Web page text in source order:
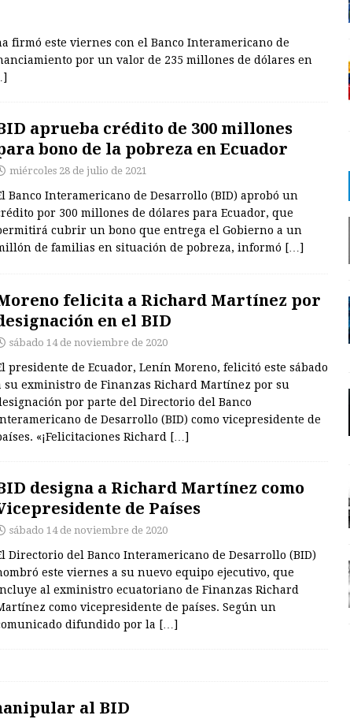
firmó este viernes con el Banco Interamericano de
por un valor de 235 millones de dólares en
aprueba crédito de 300 millones
bono de la pobreza en Ecuador
miércoles 28 de julio de 2021
Banco Interamericano de Desarrollo (BID) aprobó un
por 300 millones de dólares para Ecuador, que
cubrir un bono que entrega el Gobierno a un
de familias en situación de pobreza, informó […]
felicita a Richard Martínez por
en el BID
sábado 14 de noviembre de 2020
presidente de Ecuador, Lenín Moreno, felicitó este sábado
su exministro de Finanzas Richard Martínez por su
por parte del Directorio del Banco
de Desarrollo (BID) como vicepresidente de
«¡Felicitaciones Richard
[…]
designa a Richard Martínez como
de Países
sábado 14 de noviembre de 2020
Directorio del Banco Interamericano de Desarrollo (BID)
este viernes a su nuevo equipo ejecutivo, que
al exministro ecuatoriano de Finanzas Richard
como vicepresidente de países. Según un
difundido por la […]
al BID